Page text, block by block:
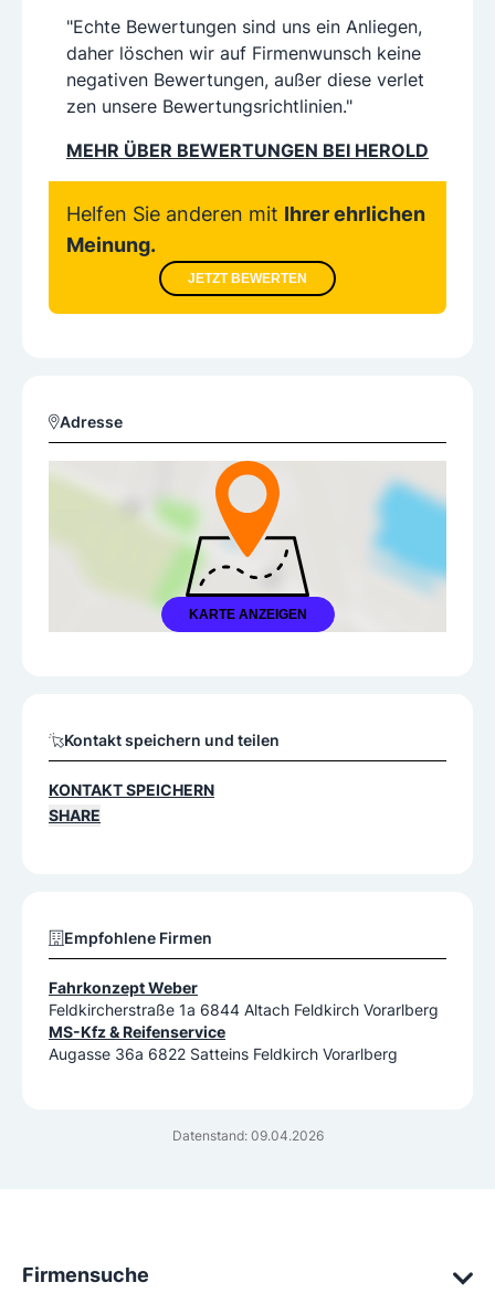
"Echte Bewertungen sind uns ein Anliegen,
daher löschen wir auf Firmenwunsch keine
negativen Bewertungen, außer diese verlet
zen unsere Bewertungsrichtlinien."
MEHR ÜBER BEWERTUNGEN BEI HEROLD
Helfen Sie anderen mit Ihrer ehrlichen
Meinung.
JETZT BEWERTEN
Adresse
KARTE ANZEIGEN
Datenstand: 09.04.2026
Kontakt speichern und teilen
KONTAKT SPEICHERN
SHARE
Empfohlene Firmen
Fahrkonzept Weber
Feldkircherstraße 1a 6844 Altach Feldkirch Vorarlberg
MS-Kfz & Reifenservice
Augasse 36a 6822 Satteins Feldkirch Vorarlberg
Firmensuche